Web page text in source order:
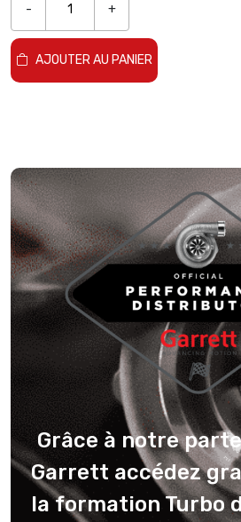
- +
AJOUTER AU PANIER
Grâce à notre
Garrett accédez
la formation Turbo